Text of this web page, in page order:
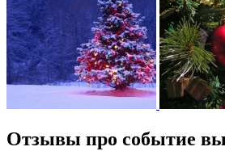
Отзывы про событие